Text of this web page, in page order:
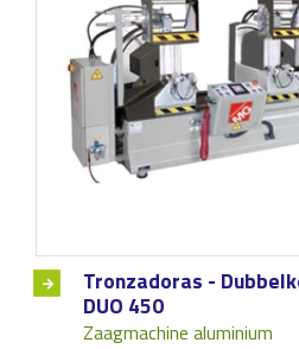
Tronzadoras -
DUO 450
Zaagmachine aluminium